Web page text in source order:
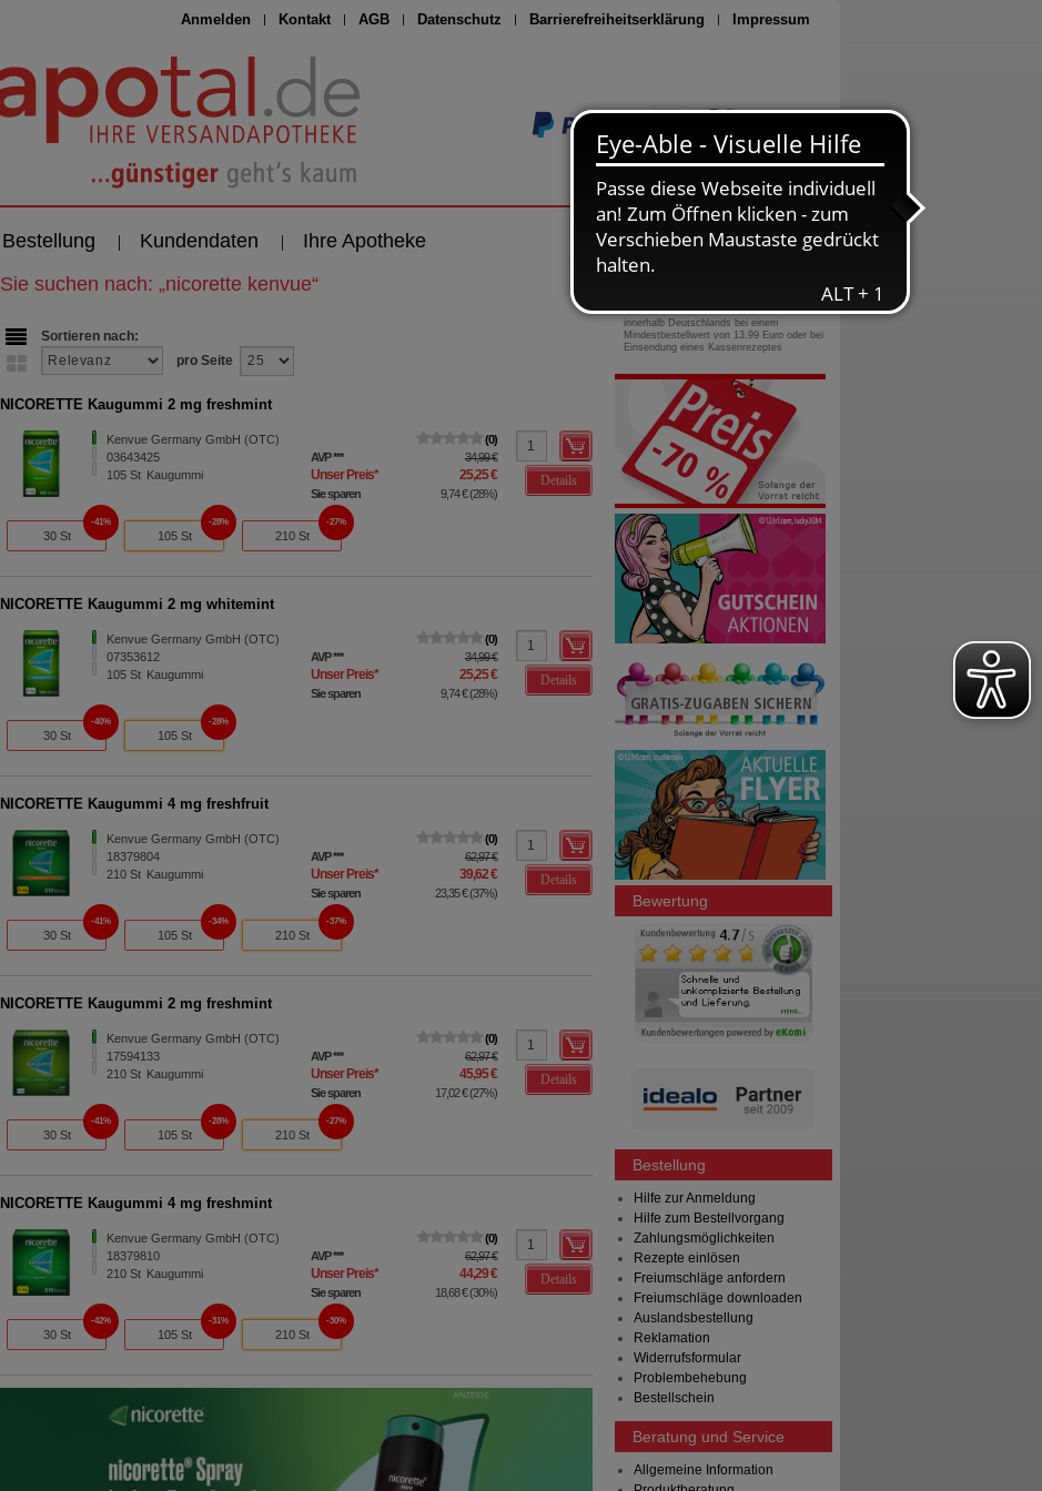
Anmelden Kontakt AGB Datenschutz Barrierefreiheitserklärung Impressum
Seite drucken
Bestellung Kundendaten Ihre Apotheke
Sie suchen nach: „nicorette kenvue“
Sortieren nach:
pro Seite
NICORETTE Kaugummi 2 mg freshmint
Kenvue Germany GmbH (OTC)
03643425
105St Kaugummi
0
AVP*** 34,99 €
Unser Preis* 25,25 €
Sie sparen 9,74 €(28%)
Details
30 St
41%
105 St
28%
210 St
27%
NICORETTE Kaugummi 2 mg whitemint
Kenvue Germany GmbH (OTC)
07353612
105St Kaugummi
0
AVP*** 34,99 €
Unser Preis* 25,25 €
Sie sparen 9,74 €(28%)
Details
30 St
40%
105 St
28%
NICORETTE Kaugummi 4 mg freshfruit
Kenvue Germany GmbH (OTC)
18379804
210St Kaugummi
0
AVP*** 62,97 €
Unser Preis* 39,62 €
Sie sparen 23,35 €(37%)
Details
30 St
41%
105 St
34%
210 St
37%
NICORETTE Kaugummi 2 mg freshmint
Kenvue Germany GmbH (OTC)
17594133
210St Kaugummi
0
AVP*** 62,97 €
Unser Preis* 45,95 €
Sie sparen 17,02 €(27%)
Details
30 St
41%
105 St
28%
210 St
27%
NICORETTE Kaugummi 4 mg freshmint
Kenvue Germany GmbH (OTC)
18379810
210St Kaugummi
0
AVP*** 62,97 €
Unser Preis* 44,29 €
Sie sparen 18,68 €(30%)
Details
30 St
42%
105 St
31%
210 St
30%
0800-10 11 422
gebührenfreie Rufnummer
innerhalb Deutschlands bei einem
Mindestbestellwert von 13,99 Euro oder bei
Einsendung eines Kassenrezeptes
Bewertung
Bestellung
Hilfe zur Anmeldung
Hilfe zum Bestellvorgang
Zahlungsmöglichkeiten
Rezepte einlösen
Freiumschläge anfordern
Freiumschläge downloaden
Auslandsbestellung
Reklamation
Widerrufsformular
Problembehebung
Bestellschein
Beratung und Service
Allgemeine Information